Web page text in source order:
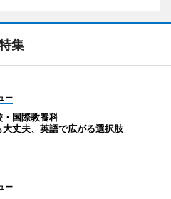
集
ー
・国際教養科
大丈夫、英語で広がる選択肢
ー